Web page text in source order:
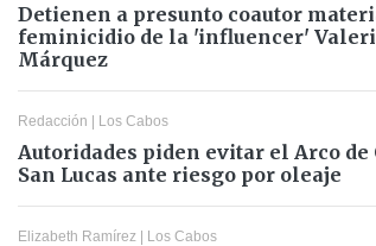
Detienen a presunto coautor
feminicidio de la 'influencer'
Márquez
Redacción | Los Cabos
Autoridades piden evitar el Arco de
San Lucas ante riesgo por oleaje
Elizabeth Ramírez | Los Cabos